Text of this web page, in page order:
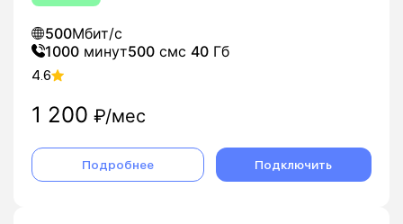
500Мбит/с
1000 минут500 смс 40 Гб
4.6
1 200 ₽/мес
Подробнее Подключить